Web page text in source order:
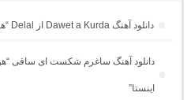
دانلود آهنگ Dawet a Kurda از Delal “هوش مصنوعی کرد ترند اینستا”
دانلود آهنگ ساغرم شکست ای ساقی
اینستا”